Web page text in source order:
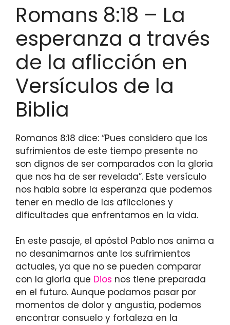
Romans 8:18 – La
esperanza a través
de la aflicción en
Versículos de la
Biblia
Romanos 8:18 dice: “Pues considero que los
sufrimientos de este tiempo presente no
son dignos de ser comparados con la gloria
que nos ha de ser revelada”. Este versículo
nos habla sobre la esperanza que podemos
tener en medio de las aflicciones y
dificultades que enfrentamos en la vida.
En este pasaje, el apóstol Pablo nos anima a
no desanimarnos ante los sufrimientos
actuales, ya que no se pueden comparar
con la gloria que Dios nos tiene preparada
en el futuro. Aunque podamos pasar por
momentos de dolor y angustia, podemos
encontrar consuelo y fortaleza en la